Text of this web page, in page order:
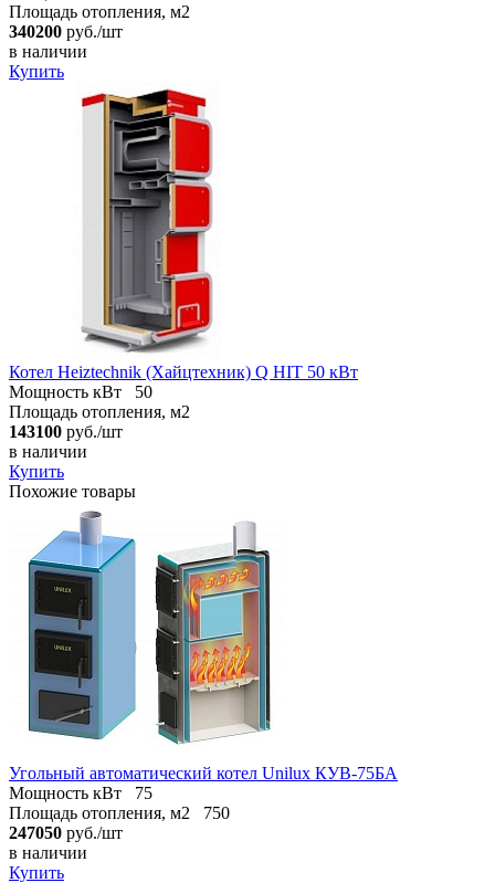
Площадь отопления, м2
340200 руб./шт
в наличии
Купить
Котел Heiztechnik (Хайцтехник) Q HIT 50 кВт
Мощность кВт
50
Площадь отопления, м2
143100 руб./шт
в наличии
Купить
Похожие товары
Угольный автоматический котел Unilux КУВ-75БА
Мощность кВт
75
Площадь отопления, м2
750
247050 руб./шт
в наличии
Купить